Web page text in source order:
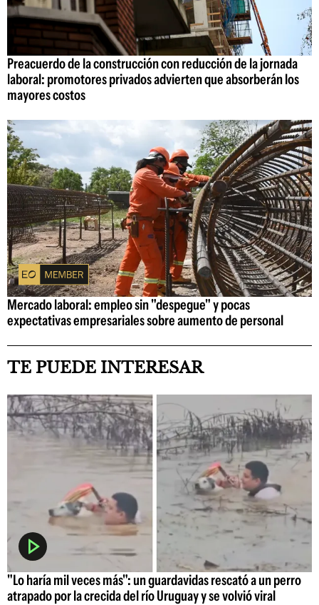
Preacuerdo de la construcción con reducción de la jornada
laboral: promotores privados advierten que absorberán los
mayores costos
Mercado laboral: empleo sin "despegue" y pocas
expectativas empresariales sobre aumento de personal
TE PUEDE INTERESAR
"Lo haría mil veces más": un guardavidas rescató a un perro
atrapado por la crecida del río Uruguay y se volvió viral